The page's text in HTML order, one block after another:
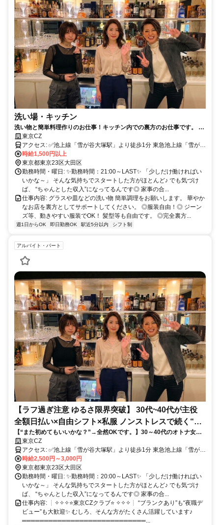
洗い場・キッチン
洗い物と簡単料理作りのお仕事！キッチン内での裏方のお仕事です。 華
やかなお店を裏方としてサポートしてください。◎中高年も活躍中！◎
髪型や服装も自由です！
東京CZ
アクセス: ✅池上線「雪が谷大塚駅」より徒歩1分 東急池上線「雪が谷
大塚駅」は、 五反田駅〜蒲田駅を結ぶ路線上にあり、通勤のしやす
さが魅力です✨ 沿線には、 大崎広小路駅・戸越銀座駅・荏原中延
駅・旗の台駅・長原駅・石川台駅・御嶽山駅・久が原駅・千鳥町駅・
池上駅・蓮沼駅といった駅が並び、 どのエリアからでも通いやすい
立地です◎ また、五反田駅からは山手線に接続しており、 渋谷駅・
新宿駅・池袋駅・品川駅などの主要エリアからもアクセス良好✨ さら
に、蒲田駅経由で 川崎駅・横浜駅方面からの通勤も可能です♪ 加え
て、旗の台駅で乗り換えれば 大井町駅・自由が丘駅方面からも通い
やすく、 幅広いエリアから無理なく通える好立地です◎
時給1,500円以上
東京都東京23区大田区
勤務時間・曜日: ✨勤務時間：21:00～LAST✨ 「少しだけ働ければい
いかな～」 そんな気持ちでスタートした方がほとんど♪ でも気づけ
ば、 “ちゃんとした収入”になってるんです◎ 家事の合...
仕事内容: グラスや皿などの洗い物 簡単調理をお願いします。 華やか
なお店を裏方としてサポートしてください。 ◎服装自由！◎ ジーン
ズ等、動きやすい服装でOK！ 髪型等も自由です。 ◎完全裏方...
週1日からOK 即日勤務OK 駅近5分以内 シフト制
アルバイト・パート
【ラフ過ぎ注意 ゆるさ限界突破】 30代~40代が主役
全額日払い×自由シフト×私服 ノンストレスで続く“ゆ
るカウンター接客(女性)”✨
【“また初めてもいいかな？”→全然OKです。】30～40代のオトナ女子
がゆるっと活躍中⭐ 経験者歓迎×日払いOK×ノルマなし◎ 気負わず始め
て、ちゃんと居心地よく続く場所☕
東京CZ
アクセス: ✅池上線「雪が谷大塚駅」より徒歩1分 東急池上線「雪が谷
大塚駅」は、 五反田駅〜蒲田駅を結ぶ路線上にあり、通勤のしやす
さが魅力です✨ 沿線には、 大崎広小路駅・戸越銀座駅・荏原中延
駅・旗の台駅・長原駅・石川台駅・御嶽山駅・久が原駅・千鳥町駅・
池上駅・蓮沼駅といった駅が並び、 どのエリアからでも通いやすい
立地です◎ また、五反田駅からは山手線に接続しており、 渋谷駅・
新宿駅・池袋駅・品川駅などの主要エリアからもアクセス良好✨ さら
に、蒲田駅経由で 川崎駅・横浜駅方面からの通勤も可能です♪ 加え
て、旗の台駅で乗り換えれば 大井町駅・自由が丘駅方面からも通い
時給2,500円～3,000円
東京都東京23区大田区
勤務時間・曜日: ✨勤務時間：20:00～LAST✨ 「少しだけ働ければい
いかな～」 そんな気持ちでスタートした方がほとんど♪ でも気づけ
ば、 “ちゃんとした収入”になってるんです◎ 家事の合...
仕事内容: ┊✧✧✧⭐東京CZクラブ⭐ ✧✧✧┊ “ブランクあり”も“夜職デ
ビュー”も大歓迎✨ むしろ、そんな方がたくさん活躍しています♪
════════════════════════════...